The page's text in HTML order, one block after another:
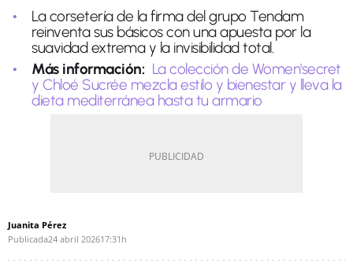
La corsetería de la firma del grupo Tendam
reinventa sus básicos con una apuesta por la
suavidad extrema y la invisibilidad total.
Más información: La colección de Women'secret
y Chloé Sucrée mezcla estilo y bienestar y lleva la
dieta mediterránea hasta tu armario
Juanita Pérez
Publicada24 abril 202617:31h